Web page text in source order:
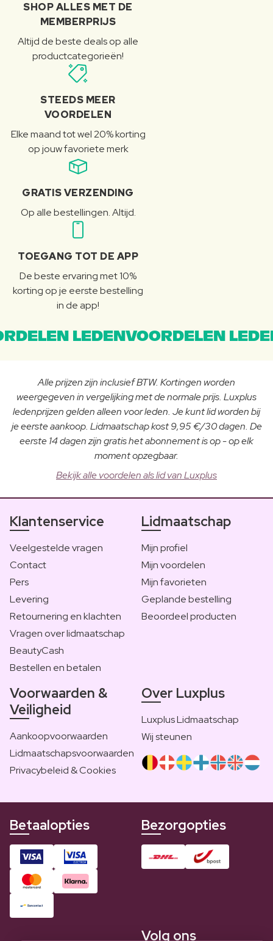
SHOP ALLES MET DE
MEMBERPRIJS
Altijd de beste deals op alle
productcategorieën!
STEEDS MEER
VOORDELEN
Elke maand tot wel 20% korting
op jouw favoriete merk
GRATIS VERZENDING
Op alle bestellingen. Altijd.
TOEGANG TOT DE APP
De beste ervaring met 10%
korting op je eerste bestelling
in de app!
LEDENVOORDELEN
Alle prijzen zijn inclusief BTW. Kortingen worden
weergegeven in vergelijking met de normale prijs. Luxplus
ledenprijzen gelden alleen voor leden. Je kunt lid worden bij
je eerste aankoop. Lidmaatschap kost 9,95 €/30 dagen. De
eerste 14 dagen zijn gratis het abonnement is op - op elk
moment opzegbaar.
Bekijk alle voordelen als lid van Luxplus
Klantenservice
Veelgestelde vragen
Contact
Pers
Levering
Retournering en klachten
Vragen over lidmaatschap
BeautyCash
Bestellen en betalen
Lidmaatschap
Mijn profiel
Mijn voordelen
Mijn favorieten
Geplande bestelling
Beoordeel producten
Voorwaarden &
Veiligheid
Aankoopvoorwaarden
Lidmaatschapsvoorwaarden
Privacybeleid & Cookies
Over Luxplus
Luxplus Lidmaatschap
Wij steunen
Betaalopties Bezorgopties
Volg ons